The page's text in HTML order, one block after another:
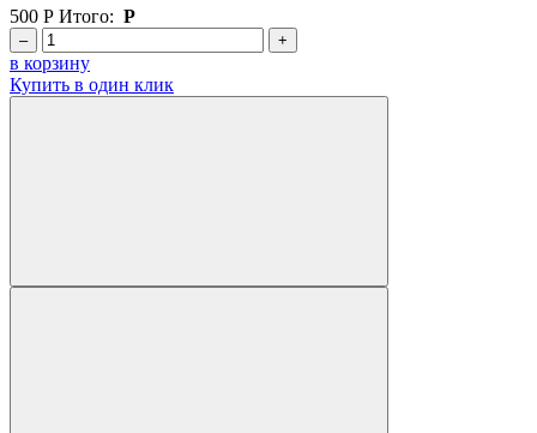
500 Р Итого: Р
– +
в корзину
Купить в один клик